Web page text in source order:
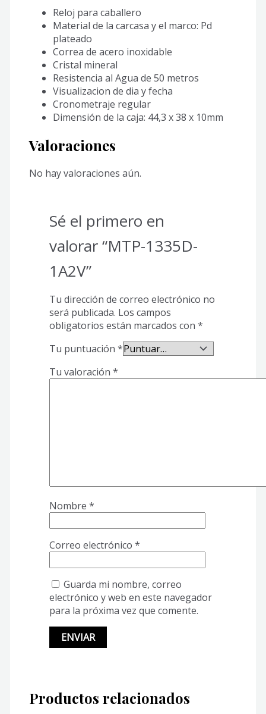
Reloj para caballero
Material de la carcasa y el marco: Pd
plateado
Correa de acero inoxidable
Cristal mineral
Resistencia al Agua de 50 metros
Visualizacion de dia y fecha
Cronometraje regular
Dimensión de la caja: 44,3 x 38 x 10mm
Valoraciones
No hay valoraciones aún.
Sé el primero en
valorar “MTP-1335D-
1A2V”
Tu dirección de correo electrónico no
será publicada. Los campos
obligatorios están marcados con *
Tu puntuación *
Tu valoración *
Nombre *
Correo electrónico *
Guarda mi nombre, correo
electrónico y web en este navegador
para la próxima vez que comente.
Productos relacionados